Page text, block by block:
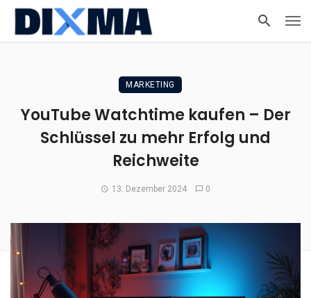
MARKETING
YouTube Watchtime kaufen – Der
Schlüssel zu mehr Erfolg und
Reichweite
13. Dezember 2024 0